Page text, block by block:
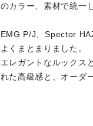
のカラー、素材で統一
EMG P/J、Spector
よくまとまりました。
エレガントなルックス
れた高級感と、オーダ